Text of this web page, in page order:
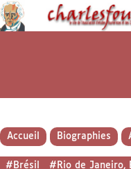
Accueil Biographies
#Brésil #Rio de Janeiro,